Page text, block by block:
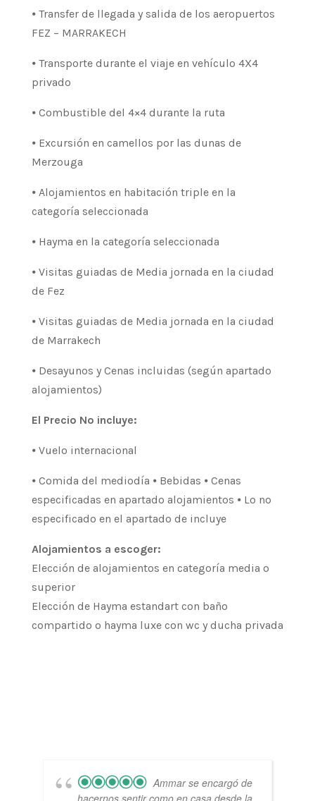
⦁ Transfer de llegada y salida de los aeropuertos
FEZ – MARRAKECH
⦁ Transporte durante el viaje en vehículo 4X4
privado
⦁ Combustible del 4×4 durante la ruta
⦁ Excursión en camellos por las dunas de
Merzouga
⦁ Alojamientos en habitación triple en la
categoría seleccionada
⦁ Hayma en la categoría seleccionada
⦁ Visitas guiadas de Media jornada en la ciudad
de Fez
⦁ Visitas guiadas de Media jornada en la ciudad
de Marrakech
⦁ Desayunos y Cenas incluidas (según apartado
alojamientos)
El Precio No incluye:
⦁ Vuelo internacional
⦁ Comida del mediodía ⦁ Bebidas ⦁ Cenas
especificadas en apartado alojamientos ⦁ Lo no
especificado en el apartado de incluye
Alojamientos a escoger:
Elección de alojamientos en categoría media o
superior
Elección de Hayma estandart con baño
compartido o hayma luxe con wc y ducha privada
Ammar se encargó de